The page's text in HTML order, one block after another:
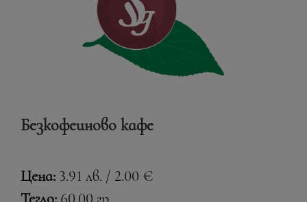
Безкофеиново кафе
Цена: 3.91 лв. / 2.00 €